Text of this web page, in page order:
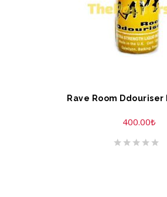
SEPETE EKLE
400.00₺